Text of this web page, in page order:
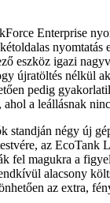
Enterprise
nyomtatás
eszköz igazi
újratöltés nélkül
pedig
a leállásnak
standján négy új
az EcoTank
fel magukra a
alacsony
az extra,